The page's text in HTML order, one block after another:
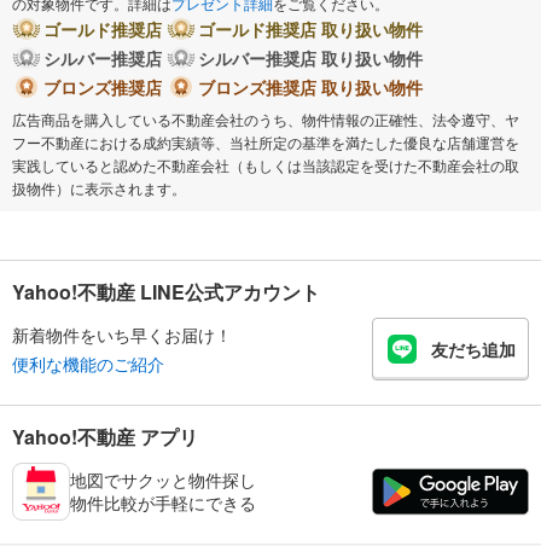
ゴールド推奨店
ゴールド推奨店 取り扱い物件
シルバー推奨店
シルバー推奨店 取り扱い物件
ブロンズ推奨店
ブロンズ推奨店 取り扱い物件
広告商品を購入している不動産会社のうち、物件情報の正確性、法令遵守、ヤ
フー不動産における成約実績等、当社所定の基準を満たした優良な店舗運営を
実践していると認めた不動産会社（もしくは当該認定を受けた不動産会社の取
扱物件）に表示されます。
Yahoo!不動産 LINE公式アカウント
新着物件をいち早くお届け！
便利な機能のご紹介
友だち追加
Yahoo!不動産 アプリ
地図でサクッと物件探し
物件比較が手軽にできる